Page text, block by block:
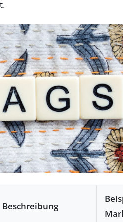
Beschreibung